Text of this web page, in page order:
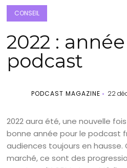
CONSEIL
2022 :
podcast
PODCAST MAGAZINE 22
2022 aura été, une nouvelle
bonne année pour le podcast
audiences toujours en
marché, ce sont des